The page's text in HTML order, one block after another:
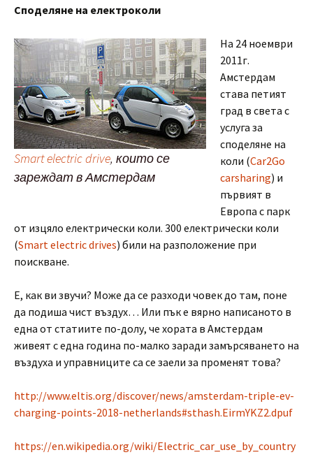
Споделяне на електроколи
Smart electric drive, които се
зареждат в Амстердам
На 24 ноември
2011г.
Амстердам
става петият
град в света с
услуга за
споделяне на
коли (Car2Go
carsharing) и
първият в
Европа с парк
от изцяло електрически коли. 300 електрически коли
(Smart electric drives) били на разположение при
поискване.
E, как ви звучи? Може да се разходи човек до там, поне
да подиша чист въздух… Или пък е вярно написаното в
една от статиите по-долу, че хората в Амстердам
живеят с една година по-малко заради замърсяването на
въздуха и управниците са се заели за променят това?
http://www.eltis.org/discover/news/amsterdam-triple-ev-
charging-points-2018-netherlands#sthash.EirmYKZ2.dpuf
https://en.wikipedia.org/wiki/Electric_car_use_by_country